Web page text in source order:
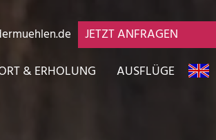
JETZT ANFRAGEN
& ERHOLUNG AUSFLÜGE